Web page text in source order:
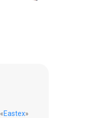
Eastex»